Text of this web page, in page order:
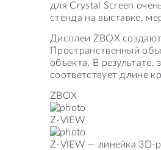
для Crystal Screen
стенда на выставке,
Дисплеи ZBOX
Пространственный
объекта. В
соответствует длине
ZBOX
Z-VIEW
Z-VIEW — линейка 3D-